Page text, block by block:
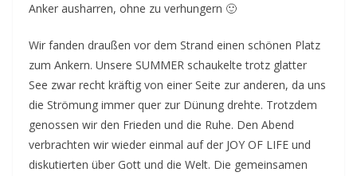
Anker ausharren, ohne zu verhungern 🙂
Wir fanden draußen vor dem Strand einen schönen Platz
zum Ankern. Unsere SUMMER schaukelte trotz glatter
See zwar recht kräftig von einer Seite zur anderen, da uns
die Strömung immer quer zur Dünung drehte. Trotzdem
genossen wir den Frieden und die Ruhe. Den Abend
verbrachten wir wieder einmal auf der JOY OF LIFE und
diskutierten über Gott und die Welt. Die gemeinsamen